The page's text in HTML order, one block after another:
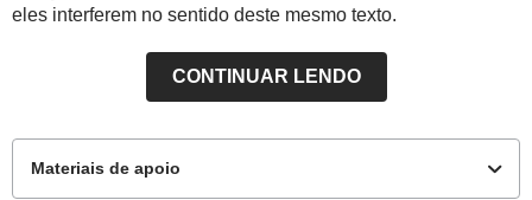
eles interferem no sentido deste mesmo texto.
CONTINUAR LENDO
Materiais de apoio